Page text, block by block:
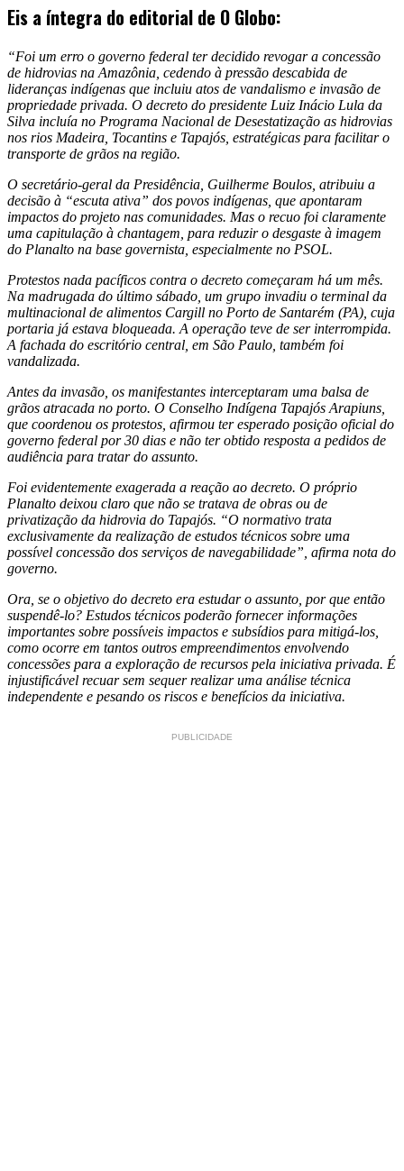
Eis a íntegra do editorial de O Globo:
“Foi um erro o governo federal ter decidido revogar a concessão
de hidrovias na Amazônia, cedendo à pressão descabida de
lideranças indígenas que incluiu atos de vandalismo e invasão de
propriedade privada. O decreto do presidente Luiz Inácio Lula da
Silva incluía no Programa Nacional de Desestatização as hidrovias
nos rios Madeira, Tocantins e Tapajós, estratégicas para facilitar o
transporte de grãos na região.
O secretário-geral da Presidência, Guilherme Boulos, atribuiu a
decisão à “escuta ativa” dos povos indígenas, que apontaram
impactos do projeto nas comunidades. Mas o recuo foi claramente
uma capitulação à chantagem, para reduzir o desgaste à imagem
do Planalto na base governista, especialmente no PSOL.
Protestos nada pacíficos contra o decreto começaram há um mês.
Na madrugada do último sábado, um grupo invadiu o terminal da
multinacional de alimentos Cargill no Porto de Santarém (PA), cuja
portaria já estava bloqueada. A operação teve de ser interrompida.
A fachada do escritório central, em São Paulo, também foi
vandalizada.
Antes da invasão, os manifestantes interceptaram uma balsa de
grãos atracada no porto. O Conselho Indígena Tapajós Arapiuns,
que coordenou os protestos, afirmou ter esperado posição oficial do
governo federal por 30 dias e não ter obtido resposta a pedidos de
audiência para tratar do assunto.
Foi evidentemente exagerada a reação ao decreto. O próprio
Planalto deixou claro que não se tratava de obras ou de
privatização da hidrovia do Tapajós. “O normativo trata
exclusivamente da realização de estudos técnicos sobre uma
possível concessão dos serviços de navegabilidade”, afirma nota do
governo.
Ora, se o objetivo do decreto era estudar o assunto, por que então
suspendê-lo? Estudos técnicos poderão fornecer informações
importantes sobre possíveis impactos e subsídios para mitigá-los,
como ocorre em tantos outros empreendimentos envolvendo
concessões para a exploração de recursos pela iniciativa privada. É
injustificável recuar sem sequer realizar uma análise técnica
independente e pesando os riscos e benefícios da iniciativa.
PUBLICIDADE